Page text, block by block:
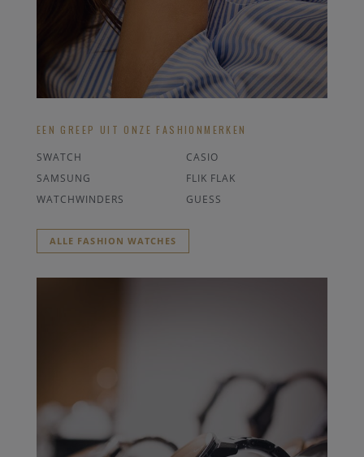
EEN GREEP UIT ONZE FASHIONMERKEN
SWATCH
CASIO
SAMSUNG
FLIK FLAK
WATCHWINDERS
GUESS
ALLE FASHION WATCHES